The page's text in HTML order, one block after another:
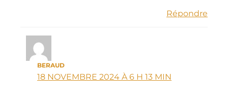
Répondre
BERAUD
18 NOVEMBRE 2024 À 6 H 13 MIN